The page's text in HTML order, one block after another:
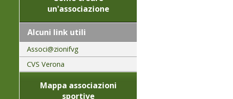
un'associazione
Alcuni link utili
Associ@zionifvg
CVS Verona
Mappa associazioni
sportive